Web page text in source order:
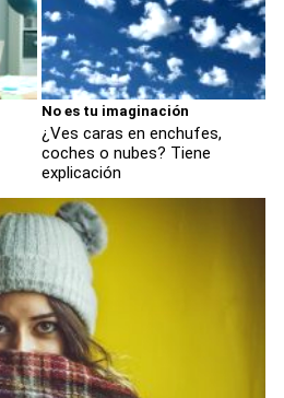
No es tu imaginación
¿Ves caras en enchufes,
coches o nubes? Tiene
explicación